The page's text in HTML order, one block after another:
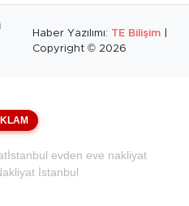
Haber Yazılımı: TE Bilişim
Copyright © 2026
İstanbul evden eve nakliyat
İstanbul